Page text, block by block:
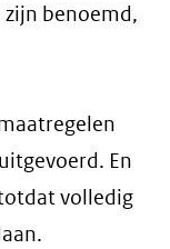
benoemd,
En
volledig